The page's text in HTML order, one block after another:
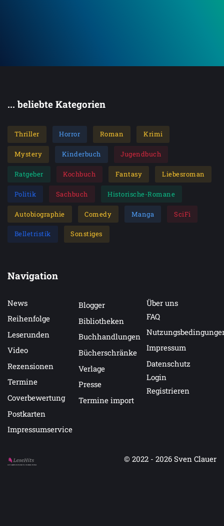
... beliebte Kategorien
Thriller Horror Roman Krimi
Mystery Kinderbuch Jugendbuch
Ratgeber Kochbuch Fantasy Liebesroman
Politik Sachbuch Historische-Romane
Autobiographie Comedy Manga SciFi
Belletristik Sonstiges
Navigation
News
Reihenfolge
Leserunden
Video
Rezensionen
Termine
Coverbewertung
Postkarten
Impressumservice
Blogger
Bibliotheken
Buchhandlungen
Bücherschränke
Verlage
Presse
Termine import
Über uns
FAQ
Impressum
Datenschutz
Login
Registrieren
Auf LeseHits.de findest Du die besten Bücher.
© 2022 - 2026 Sven Clauer